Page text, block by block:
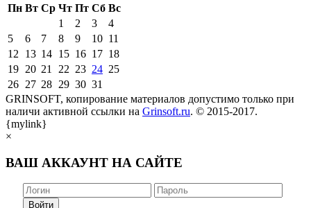
Пн Вт Ср Чт Пт Сб Вс
1
2 3
4
5
6 7 8 9 10 11
12
13 14 15 16 17 18
19 20 21 22 23 24 25
26 27 28 29 30 31
GRINSOFT, копирование материалов допустимо только при
наличи активной ссылки на Grinsoft.ru. © 2015-2017.
{mylink}
×
ВАШ АККАУНТ НА САЙТЕ
Войти